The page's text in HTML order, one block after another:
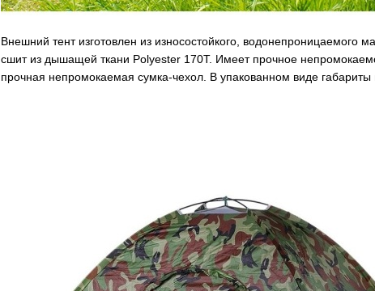
Внешний тент изготовлен из износостойкого,
сшит из дышащей ткани Polyester 170T. Имеет прочное
прочная непромокаемая сумка-чехол. В упакованном виде габариты